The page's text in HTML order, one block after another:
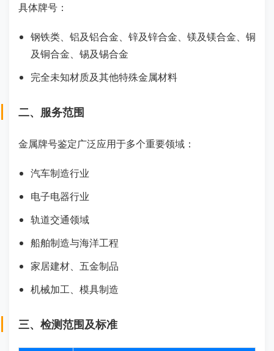
具体牌号：
钢铁类、铝及铝合金、锌及锌合金、镁及镁合金、铜
及铜合金、锡及锡合金
完全未知材质及其他特殊金属材料
二、服务范围
金属牌号鉴定广泛应用于多个重要领域：
汽车制造行业
电子电器行业
轨道交通领域
船舶制造与海洋工程
家居建材、五金制品
机械加工、模具制造
三、检测范围及标准